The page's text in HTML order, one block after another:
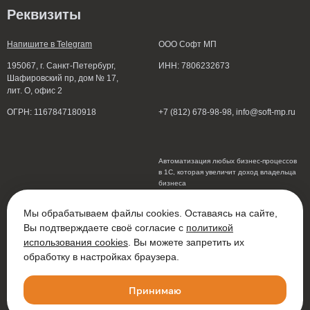
Автоматизация любых бизнес-процессов
в 1С, которая увеличит доход владельца
бизнеса
Реквизиты
ООО Софт МП
ИНН: 7806232673
ОГРН: 1167847180918
195067, г. Санкт-Петербург,
Шафировский пр, дом № 17,
лит. О, офис 2
+7 (812) 678-98-98 , info@soft-mp.ru
Напишите в Telegram
© 2026 ООО Софт МП
Мы обрабатываем файлы cookies. Оставаясь на сайте,
Вы подтверждаете своё согласие с политикой
использования cookies . Вы можете запретить их
обработку в настройках браузера.
Принимаю